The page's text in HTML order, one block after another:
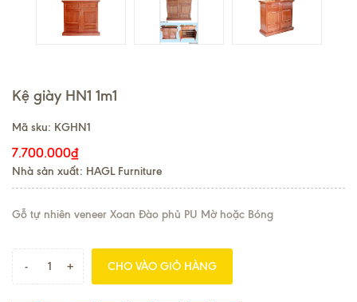
Kệ giày HN1 1m1
Mã sku: KGHN1
7.700.000₫
Nhà sản xuất: HAGL Furniture
Gỗ tự nhiên veneer Xoan Đào phủ PU Mờ hoặc Bóng
- + CHO VÀO GIỎ HÀNG